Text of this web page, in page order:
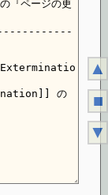
▲
■
▼